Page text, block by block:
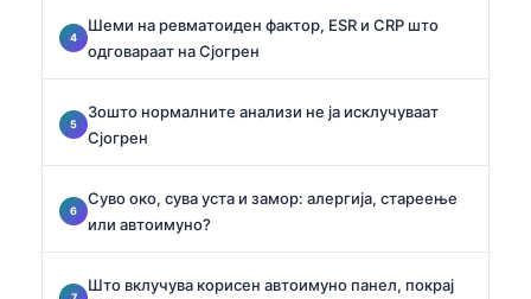
Шеми на ревматоиден фактор, ESR и CRP што
одговараат на Сјогрен
Зошто нормалните анализи не ја исклучуваат
Сјогрен
Суво око, сува уста и замор: алергија, стареење
или автоимуно?
Што вклучува корисен автоимуно панел, покрај